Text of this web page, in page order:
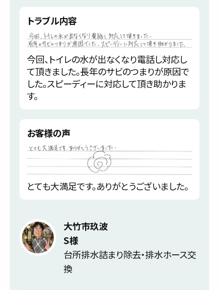
トラブル内容
今回、トイレの水が出なくなり電話し対応し
て頂きました。長年のサビのつまりが原因で
した。スピーディーに対応して頂き助かりま
す。
お客様の声
とても大満足です。ありがとうございました。
大竹市玖波
S様
台所排水詰まり除去・排水ホース交
換